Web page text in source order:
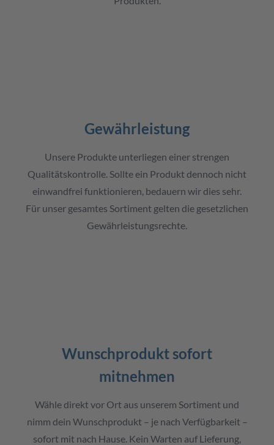
Gewährleistung
Unsere Produkte unterliegen einer strengen
Qualitätskontrolle. Sollte ein Produkt dennoch nicht
einwandfrei funktionieren, bedauern wir dies sehr.
Für unser gesamtes Sortiment gelten die gesetzlichen
Gewährleistungsrechte.
Wunschprodukt sofort
mitnehmen
Wähle direkt vor Ort aus unserem Sortiment und
nimm dein Wunschprodukt – je nach Verfügbarkeit –
sofort mit nach Hause. Kein Warten auf Lieferung,